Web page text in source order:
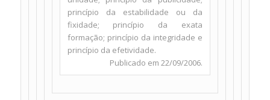
princípio da estabilidade ou da
fixidade; princípio da exata
formação; princípio da integridade e
princípio da efetividade.
Publicado em 22/09/2006.